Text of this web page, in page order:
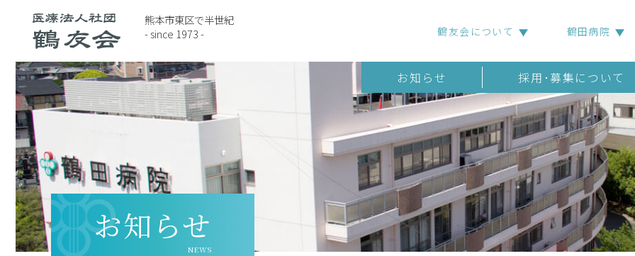
熊本市東区で半世紀
- since 1973 -
鶴友会について 鶴田病院
お知らせ 採用･募集について
お知らせ
NEWS